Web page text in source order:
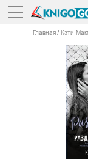
Главная Кэти